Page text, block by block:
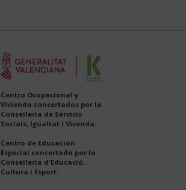
Centro Ocupacional y
Vivienda concertados por la
Conselleria de Servicis
Socials, Igualtat i Vivenda.
Centro de Educación
Especial concertado por la
Conselleria d'Educació,
Cultura i Esport.